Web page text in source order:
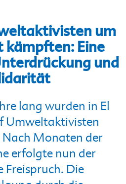
um
kämpften: Eine
und
lang wurden in El
Umweltaktivisten
Monaten der
erfolgte nun der
Freispruch. Die